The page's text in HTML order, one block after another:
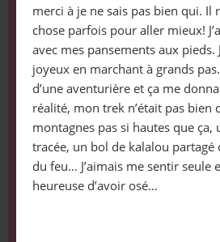
merci à je ne sais pas bien qui. Il
chose parfois pour aller mieux!
avec mes pansements aux pieds.
joyeux en marchant à grands
d’une aventurière et ça me
réalité, mon trek n’était pas bien
montagnes pas si hautes que ça,
tracée, un bol de kalalou partagé
du feu… J’aimais me sentir seule
heureuse d’avoir osé…